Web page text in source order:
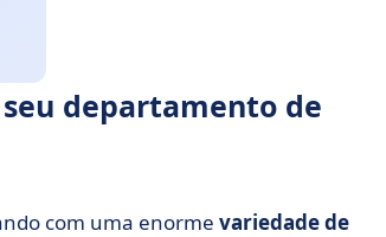
departamento de
com uma enorme variedade de